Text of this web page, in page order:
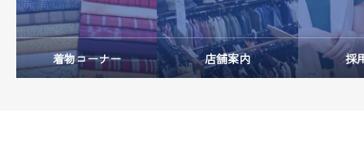
着物コーナー 店舗案内 採